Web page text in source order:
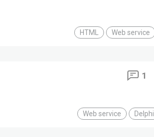
HTML Web service
Web service Delphi
1